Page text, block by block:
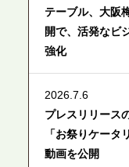
テーブル、大阪
開で、活発なビ
強化
2026.7.6
プレスリリース
「お祭りケータ
動画を公開